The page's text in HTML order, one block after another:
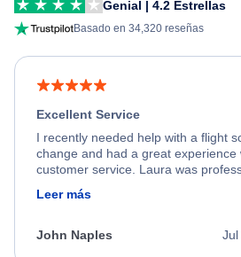
Genial | 4.2 Estrellas
Basado en 34,320 reseñas
Excellent Service
I recently needed help with a flight
change and had a great experience
customer service. Laura was
friendly, and very helpful throughout
process. She quickly found a
appreciate her excellent service.
Leer más
Jul
John Naples